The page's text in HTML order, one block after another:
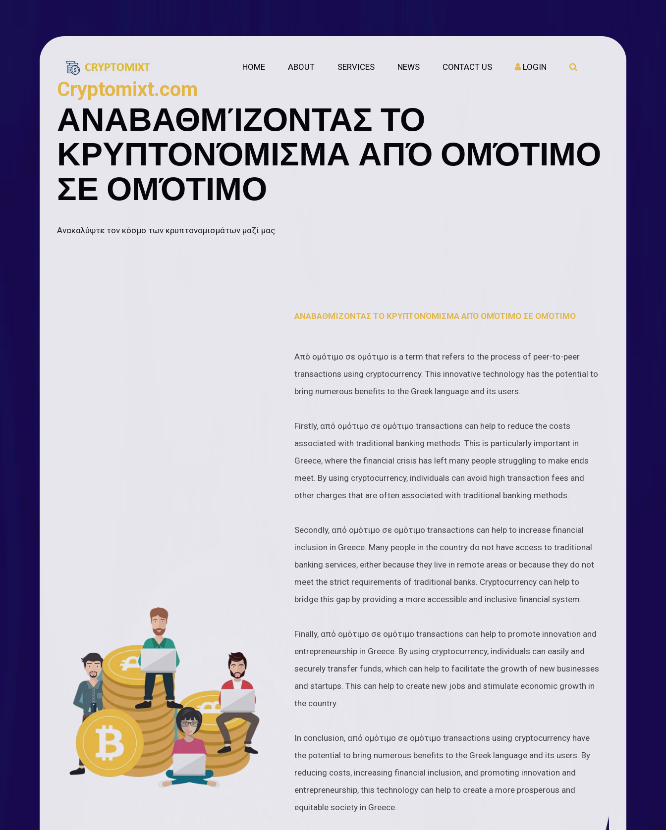
HOME ABOUT SERVICES NEWS CONTACT US LOGIN
Cryptomixt.com
ΑΝΑΒΑΘΜΊΖΟΝΤΑΣ ΤΟ
ΚΡΥΠΤΟΝΌΜΙΣΜΑ ΑΠΌ ΟΜΌΤΙΜΟ
ΣΕ ΟΜΌΤΙΜΟ
Ανακαλύψτε τον κόσμο των κρυπτονομισμάτων μαζί μας
ΑΝΑΒΑΘΜΊΖΟΝΤΑΣ ΤΟ ΚΡΥΠΤΟΝΌΜΙΣΜΑ ΑΠΌ ΟΜΌΤΙΜΟ ΣΕ ΟΜΌΤΙΜΟ
Από ομότιμο σε ομότιμο is a term that refers to the process of peer-to-peer
transactions using cryptocurrency. This innovative technology has the potential to
bring numerous benefits to the Greek language and its users.
Firstly, από ομότιμο σε ομότιμο transactions can help to reduce the costs
associated with traditional banking methods. This is particularly important in
Greece, where the financial crisis has left many people struggling to make ends
meet. By using cryptocurrency, individuals can avoid high transaction fees and
other charges that are often associated with traditional banking methods.
Secondly, από ομότιμο σε ομότιμο transactions can help to increase financial
inclusion in Greece. Many people in the country do not have access to traditional
banking services, either because they live in remote areas or because they do not
meet the strict requirements of traditional banks. Cryptocurrency can help to
bridge this gap by providing a more accessible and inclusive financial system.
Finally, από ομότιμο σε ομότιμο transactions can help to promote innovation and
entrepreneurship in Greece. By using cryptocurrency, individuals can easily and
securely transfer funds, which can help to facilitate the growth of new businesses
and startups. This can help to create new jobs and stimulate economic growth in
the country.
In conclusion, από ομότιμο σε ομότιμο transactions using cryptocurrency have
the potential to bring numerous benefits to the Greek language and its users. By
reducing costs, increasing financial inclusion, and promoting innovation and
entrepreneurship, this technology can help to create a more prosperous and
equitable society in Greece.